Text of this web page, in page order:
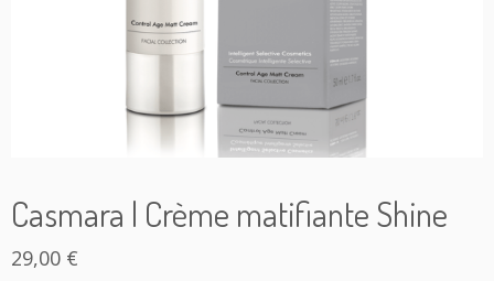
Casmara | Crème matifiante Shine
29,00 €